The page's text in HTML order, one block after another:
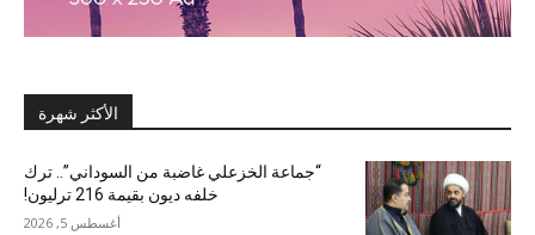
الأكثر شهرة
“جماعة الخزعلي غاضبة من السوداني”.. ترك
خلفه ديون بقيمة 216 ترليون!
أغسطس 5, 2026